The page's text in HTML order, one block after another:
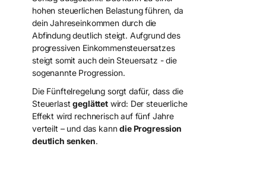
hohen steuerlichen Belastung führen, da
dein Jahreseinkommen durch die
Abfindung deutlich steigt. Aufgrund des
progressiven Einkommensteuersatzes
steigt somit auch dein Steuersatz - die
sogenannte Progression.
Die Fünftelregelung sorgt dafür, dass die
Steuerlastgeglättetwird: Der steuerliche
Effekt wird rechnerisch auf fünf Jahre
verteilt – und das kanndie Progression
deutlich senken.